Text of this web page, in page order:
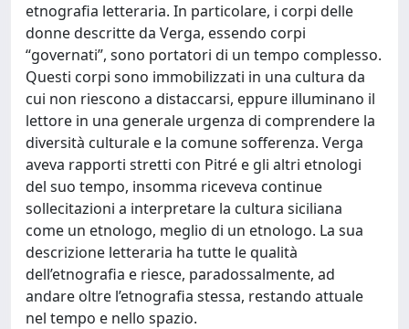
etnografia letteraria. In particolare, i corpi delle
donne descritte da Verga, essendo corpi
“governati”, sono portatori di un tempo complesso.
Questi corpi sono immobilizzati in una cultura da
cui non riescono a distaccarsi, eppure illuminano il
lettore in una generale urgenza di comprendere la
diversità culturale e la comune sofferenza. Verga
aveva rapporti stretti con Pitré e gli altri etnologi
del suo tempo, insomma riceveva continue
sollecitazioni a interpretare la cultura siciliana
come un etnologo, meglio di un etnologo. La sua
descrizione letteraria ha tutte le qualità
dell’etnografia e riesce, paradossalmente, ad
andare oltre l’etnografia stessa, restando attuale
nel tempo e nello spazio.